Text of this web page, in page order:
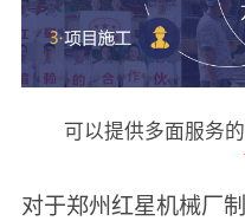
可以提供多面服务
对于郑州红星机械厂